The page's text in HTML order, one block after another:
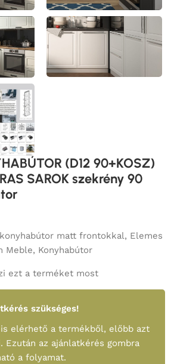
(D12 90+KOSZ)
SAROK szekrény 90
matt frontokkal, Elemes
Meble, Konyhabútor
ezt a terméket most
szükséges!
elérhető a termékből, előbb azt
Ezután az ajánlatkérés gombra
a folyamat.